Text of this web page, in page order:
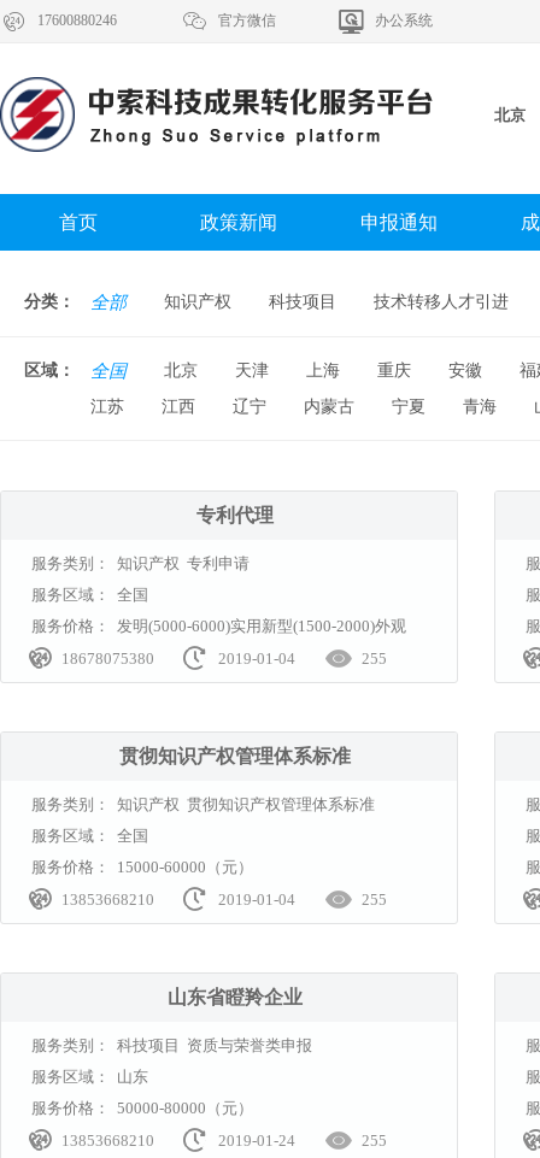
 17600880246  官方微信  办公系统
北京
首页 政策新闻 申报通知
分类： 全部 知识产权 科技项目 技术转移人才引进
区域： 全国 北京 天津 上海 重庆 安徽
福
江苏
江西 辽宁 内蒙古 宁夏 青海
专利代理
服务类别：
知识产权 专利申请
服务区域：
全国
服务价格：
发明(5000-6000)实用新型(1500-2000)外观
(1000..
 18678075380  2019-01-04  255
贯彻知识产权管理体系标准
服务类别：
知识产权 贯彻知识产权管理体系标准
服务区域：
全国
服务价格：
15000-60000（元）
 13853668210  2019-01-04  255
山东省瞪羚企业
服务类别：
科技项目 资质与荣誉类申报
服务区域：
山东
服务价格：
50000-80000（元）
 13853668210  2019-01-24  255